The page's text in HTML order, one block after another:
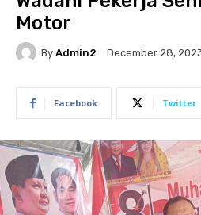
Motor
By Admin2 December 28,
Facebook Twitter